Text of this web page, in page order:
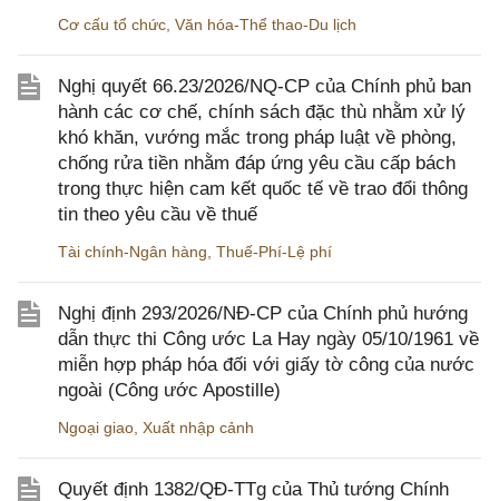
Cơ cấu tổ chức Văn hóa-Thể thao-Du lịch
Nghị quyết 66.23/2026/NQ-CP của Chính phủ ban
hành các cơ chế, chính sách đặc thù nhằm xử lý
khó khăn, vướng mắc trong pháp luật về phòng,
chống rửa tiền nhằm đáp ứng yêu cầu cấp bách
trong thực hiện cam kết quốc tế về trao đổi thông
tin theo yêu cầu về thuế
Tài chính-Ngân hàng Thuế-Phí-Lệ phí
Nghị định 293/2026/NĐ-CP của Chính phủ hướng
dẫn thực thi Công ước La Hay ngày 05/10/1961 về
miễn hợp pháp hóa đối với giấy tờ công của nước
ngoài (Công ước Apostille)
Ngoại giao Xuất nhập cảnh
Quyết định 1382/QĐ-TTg của Thủ tướng Chính